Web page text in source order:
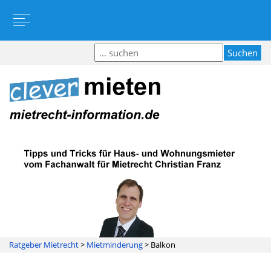
Ratgeber Mietrecht> Mietminderung> Balkon